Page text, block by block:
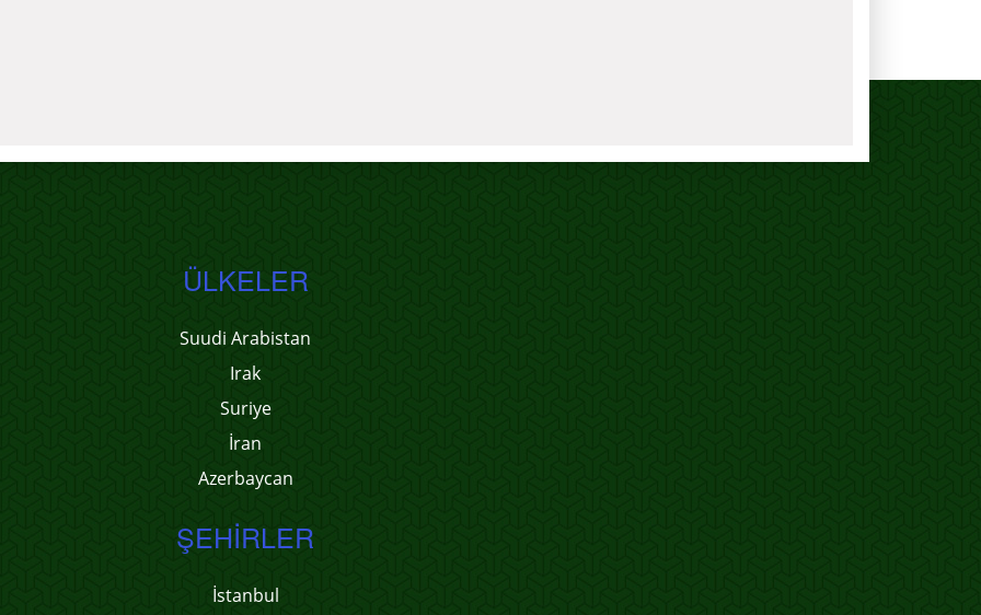
ÜLKELER
Suudi Arabistan
Irak
Suriye
İran
Azerbaycan
ŞEHIRLER
İstanbul